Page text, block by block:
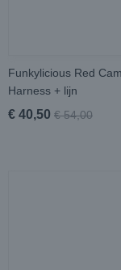
Funkylicious Red
Harness + lijn
€ 40,50 € 54,00